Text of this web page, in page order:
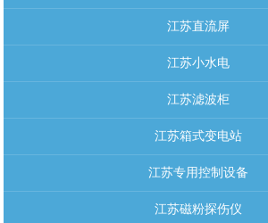
江苏直流屏
江苏小水电
江苏滤波柜
江苏箱式变电站
江苏专用控制设备
江苏磁粉探伤仪